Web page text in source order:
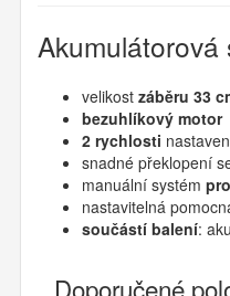
Akumulátorová
velikost záběru 33
bezuhlíkový motor
2 rychlosti
snadné překlopení
manuální systém
nastavitelná
součástí balení:
Doporučené